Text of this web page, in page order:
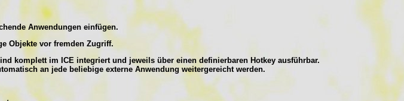
Anwendungen einfügen.
Objekte vor fremden Zugriff.
komplett im ICE integriert und jeweils über einen definierbaren Hotkey ausführbar.
an jede beliebige externe Anwendung weitergereicht werden.